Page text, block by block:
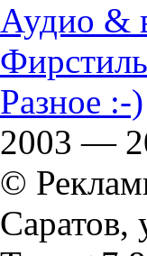
Аудио &
Фирстиль
Разное :-)
2003 —
©
Саратов,